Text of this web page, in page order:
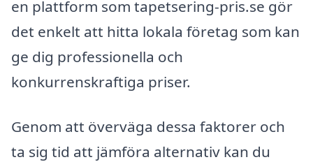
en plattform som tapetsering-pris.se gör
det enkelt att hitta lokala företag som kan
ge dig professionella och
konkurrenskraftiga priser.
Genom att överväga dessa faktorer och
ta sig tid att jämföra alternativ kan du